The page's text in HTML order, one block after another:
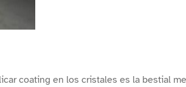
coating en los cristales es la bestial